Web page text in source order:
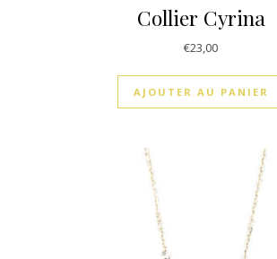
Collier Cyrina
€23,00
AJOUTER AU PANIER